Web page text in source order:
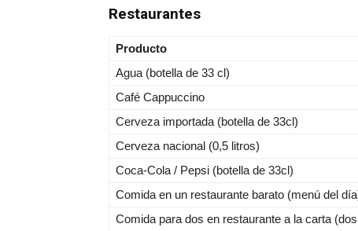
Restaurantes
Producto
Agua (botella de 33 cl)
Café Cappuccino
Cerveza importada (botella de 33cl)
Cerveza nacional (0,5 litros)
Coca-Cola / Pepsi (botella de 33cl)
Comida en un restaurante barato (menú del
Comida para dos en restaurante a la carta